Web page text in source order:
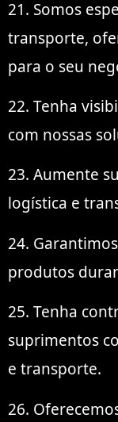
21. Somos
transporte,
para o seu
22. Tenha
com nossas
23. Aumente
logística e
24.
produtos
25. Tenha
suprimentos
e transporte.
26.